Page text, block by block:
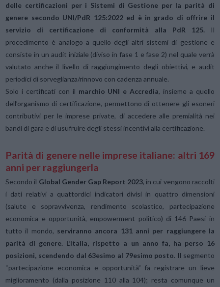
delle certificazioni per i Sistemi di Gestione per la parità di
genere secondo UNI/PdR 125:2022 ed è in grado di offrire il
servizio di certificazione di conformità alla PdR 125.Il
procedimento è analogo a quello degli altri sistemi di gestione e
consiste in un audit iniziale (diviso in fase 1 e fase 2) nel quale verrà
valutato anche il livello di raggiungimento degli obiettivi, e audit
periodici di sorveglianza/rinnovo con cadenza annuale.
Solo i certificati con il marchio UNI e Accredia, insieme a quello
dell’organismo di certificazione, permettono di ottenere gli esoneri
contributivi per le imprese private, di accedere alle premialità nei
bandi di gara e di usufruire degli stessi incentivi alla certificazione.
Parità di genere nelle imprese italiane: altri 169
anni per raggiungerla
Secondo il Global Gender Gap Report 2023, in cui vengono raccolti
i dati relativi a quattordici indicatori divisi in quattro dimensioni
(salute e sopravvivenza, rendimento scolastico, partecipazione
economica e opportunità, empowerment politico) di 146 Paesi in
tutto il mondo, serviranno ancora 131 anni per raggiungere la
parità di genere. L’Italia, rispetto a un anno fa, ha perso 16
posizioni, scendendo dal 63esimo al 79esimo posto. Il segmento
“partecipazione economica e opportunità” fa registrare un lieve
miglioramento (dalla posizione 110 alla 104); resta comunque un